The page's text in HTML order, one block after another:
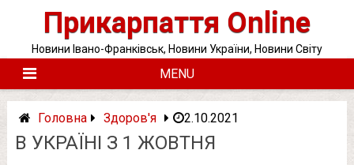
Прикарпаття Online
Новини Івано-Франківськ, Новини України, Новини Світу
MENU
Головна Здоров'я 2.10.2021
В УКРАЇНІ З 1 ЖОВТНЯ